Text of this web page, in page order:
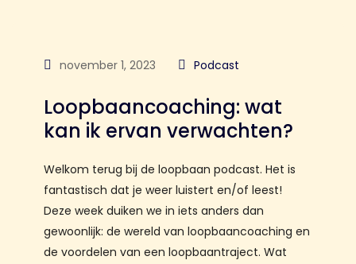
november 1, 2023 Podcast
Loopbaancoaching: wat
kan ik ervan verwachten?
Welkom terug bij de loopbaan podcast. Het is
fantastisch dat je weer luistert en/of leest!
Deze week duiken we in iets anders dan
gewoonlijk: de wereld van loopbaancoaching en
de voordelen van een loopbaantraject. Wat